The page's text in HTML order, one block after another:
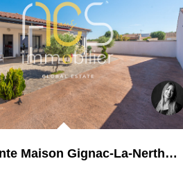
Achat Vente Maison Gignac-La-Nerthe 4 Pièces 114m2 Jardin...